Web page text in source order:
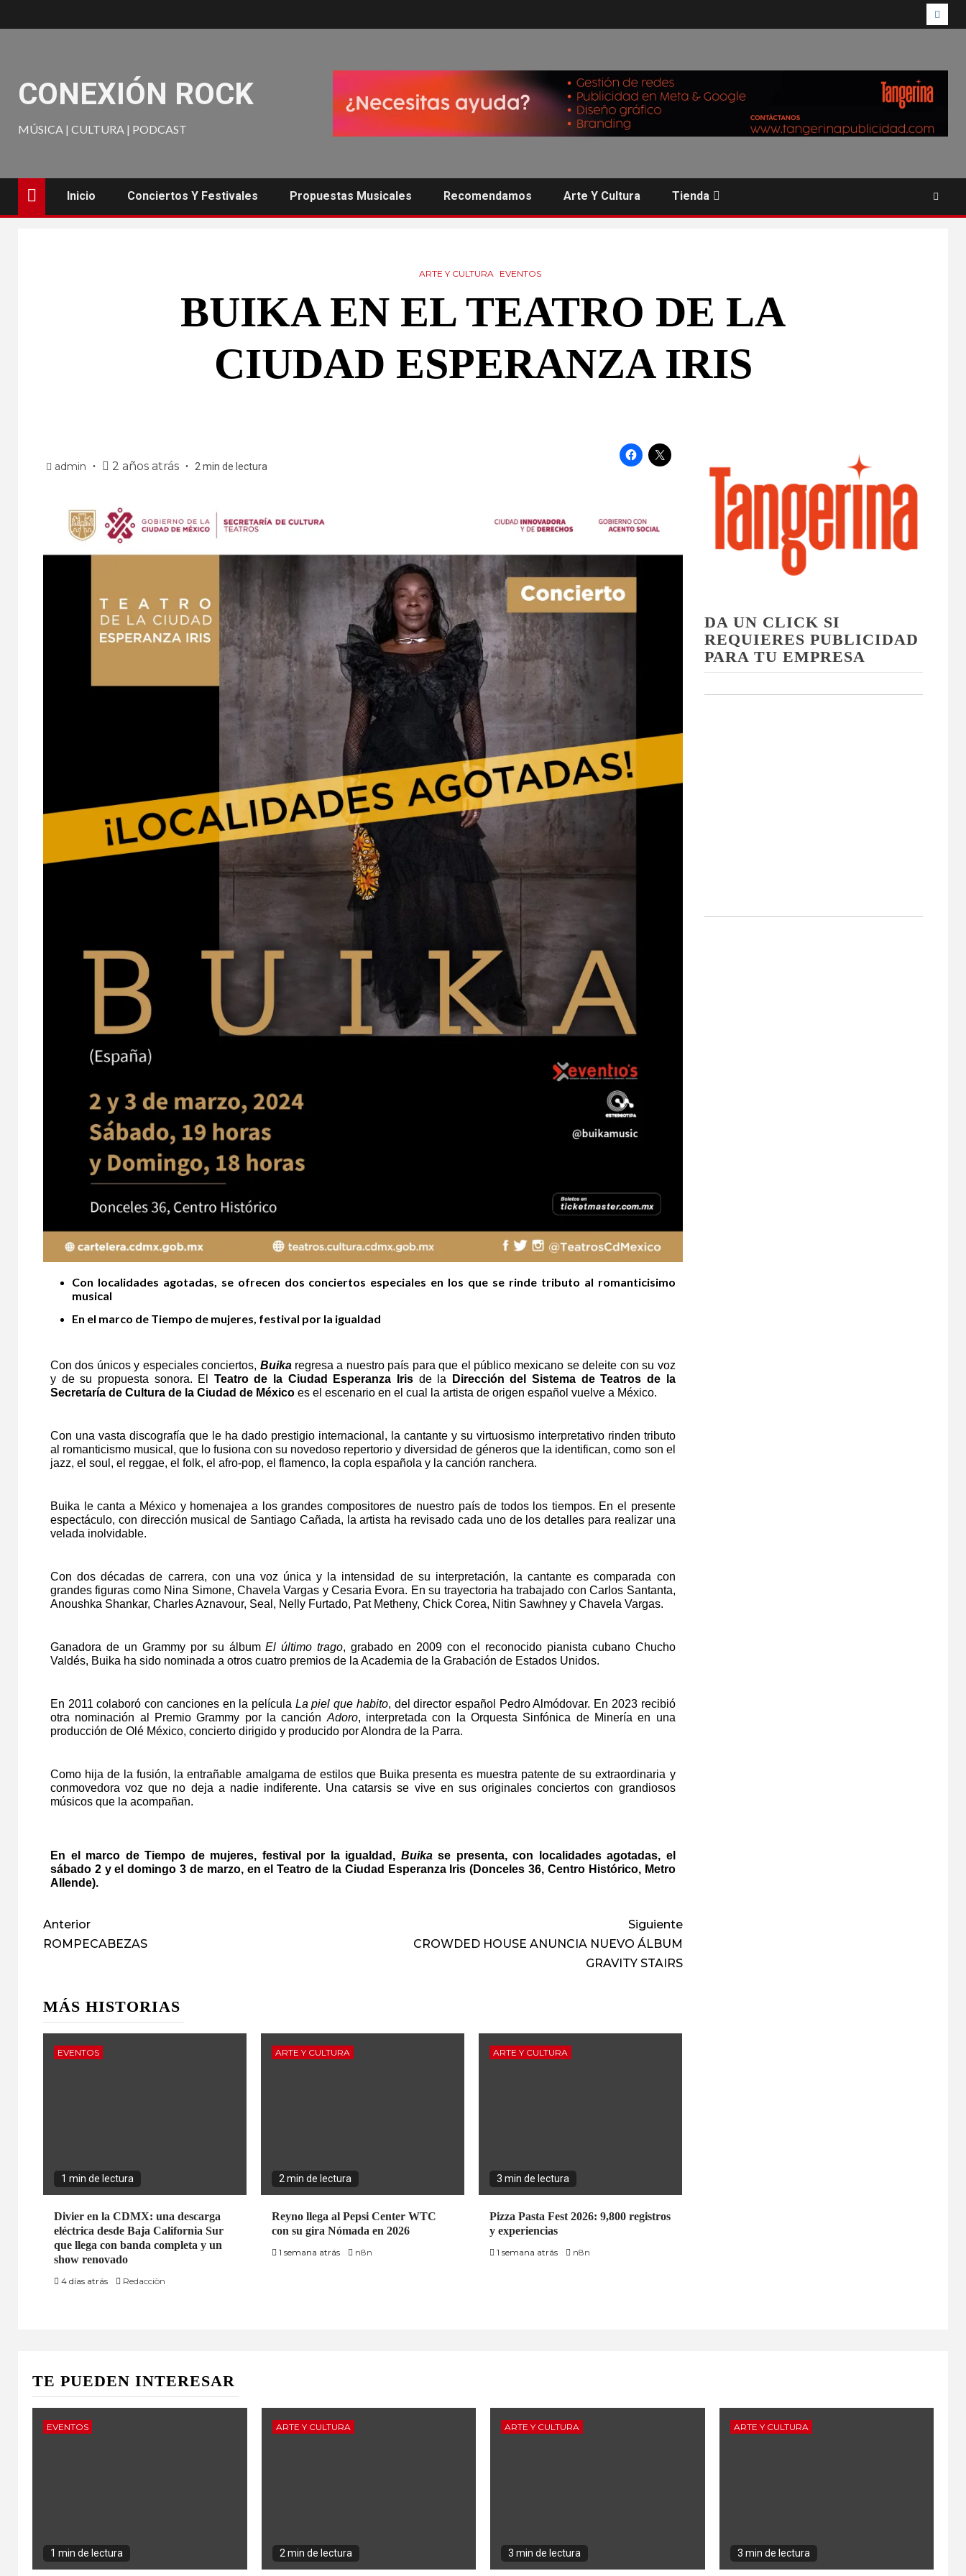
CONEXIÓN ROCK
MÚSICA | CULTURA | PODCAST
Inicio Conciertos Y Festivales Propuestas Musicales Recomendamos Arte Y Cultura Tienda
ARTE Y CULTURA EVENTOS
BUIKA EN EL TEATRO DE LA
CIUDAD ESPERANZA IRIS
admin 2 años atrás 2 min de lectura
Con localidades agotadas, se ofrecen dos conciertos especiales en los que se rinde tributo al romanticisimo
musical
En el marco de Tiempo de mujeres, festival por la igualdad
Con dos únicos y especiales conciertos, Buika regresa a nuestro país para que el público mexicano se deleite con su voz
y de su propuesta sonora. El Teatro de la Ciudad Esperanza Irisde la
Dirección del Sistema de Teatros de la
Secretaría de Cultura de la Ciudad de México es el escenario en el cual la artista de origen español vuelve a México.
Con una vasta discografía que le ha dado prestigio internacional, la cantante y su virtuosismo interpretativo rinden tributo
al romanticismo musical, que lo fusiona con su novedoso repertorio y diversidad de géneros que la identifican, como son el
jazz, el soul, el reggae, el folk, el afro-pop, el flamenco, la copla española y la canción ranchera.
Buika le canta a México y homenajea a los grandes compositores de nuestro país de todos los tiempos. En el presente
espectáculo, con dirección musical de Santiago Cañada, la artista ha revisado cada uno de los detalles para realizar una
velada inolvidable.
Con dos décadas de carrera, con una voz única y la intensidad de su interpretación, la cantante es comparada con
grandes figuras como Nina Simone, Chavela Vargas y Cesaria Evora. En su trayectoria ha trabajado con Carlos Santanta,
Anoushka Shankar, Charles Aznavour, Seal, Nelly Furtado, Pat Metheny, Chick Corea, Nitin Sawhney y Chavela Vargas.
Ganadora de un Grammy por su álbumEl último trago, grabado en 2009 con el reconocido pianista cubano Chucho
Valdés, Buika ha sido nominada a otros cuatro premios de la Academia de la Grabación de Estados Unidos.
En 2011 colaboró con canciones en la película La piel que habito, del director español Pedro Almódovar. En 2023 recibió
otra nominación al Premio Grammy por la canción Adoro, interpretada con la Orquesta Sinfónica de Minería en una
producción de Olé México, concierto dirigido y producido por Alondra de la Parra.
Como hija de la fusión, la entrañable amalgama de estilos que Buika presenta es muestra patente de su extraordinaria y
conmovedora voz que no deja a nadie indiferente. Una catarsis se vive en sus originales conciertos con grandiosos
músicos que la acompañan.
En el marco de Tiempo de mujeres, festival por la igualdad, Buikase presenta, con localidades agotadas, el
sábado 2 y el domingo 3 de marzo, en elTeatro de la Ciudad Esperanza Iris (Donceles 36, Centro Histórico, Metro
Allende).
Anterior
ROMPECABEZAS
Siguiente
CROWDED HOUSE ANUNCIA NUEVO ÁLBUM
GRAVITY STAIRS
MÁS HISTORIAS
EVENTOS
1 min de lectura
Divier en la CDMX: una descarga
eléctrica desde Baja California Sur
que llega con banda completa y un
show renovado
4 días atrás Redacciòn
ARTE Y CULTURA
2 min de lectura
Reyno llega al Pepsi Center WTC
con su gira Nómada en 2026
1 semana atrás n8n
ARTE Y CULTURA
3 min de lectura
Pizza Pasta Fest 2026: 9,800 registros
y experiencias
1 semana atrás n8n
DA UN CLICK SI
REQUIERES PUBLICIDAD
PARA TU EMPRESA
TE PUEDEN INTERESAR
EVENTOS
1 min de lectura
ARTE Y CULTURA
2 min de lectura
ARTE Y CULTURA
3 min de lectura
ARTE Y CULTURA
3 min de lectura